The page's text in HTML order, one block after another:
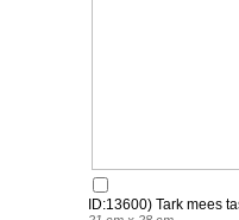
ID:13600) Tark mees